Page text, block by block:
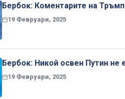
Бербок: Коментарите на
19 Февруари, 2025
Бербок: Никой освен Путин не
19 Февруари, 2025